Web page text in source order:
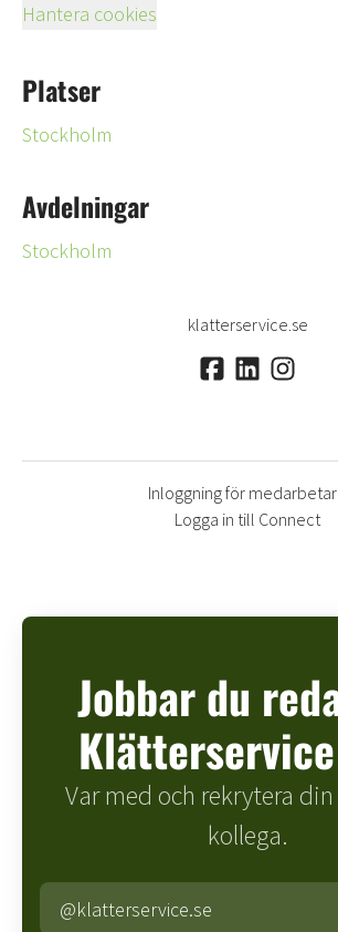
Hantera cookies
Platser
Stockholm
Avdelningar
Stockholm
klatterservice.se
Inloggning för
Logga in till Connect
Jobbar du
Var med och rekrytera
kollega.
@klatterservice.se